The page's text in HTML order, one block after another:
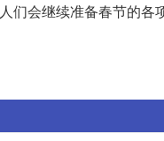
们会继续准备春节的各